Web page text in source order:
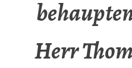
Herr